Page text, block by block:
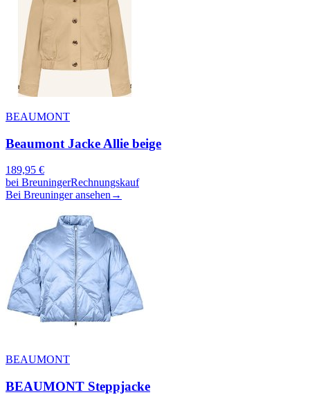
BEAUMONT
Beaumont Jacke Allie beige
189,95 €
bei BreuningerRechnungskauf
Bei Breuninger ansehen →
BEAUMONT
BEAUMONT Steppjacke